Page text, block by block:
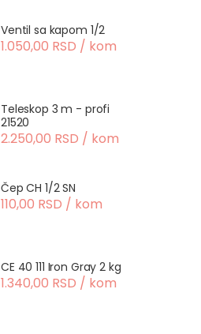
Ventil sa kapom 1/2
1.050,00 RSD / kom
Teleskop 3 m - profi
21520
2.250,00 RSD / kom
Čep CH 1/2 SN
110,00 RSD / kom
CE 40 111 Iron Gray 2 kg
1.340,00 RSD / kom